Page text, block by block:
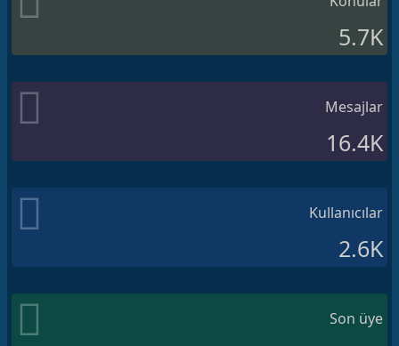
5.7K
Mesajlar
16.4K
Kullanıcılar
2.6K
Son üye